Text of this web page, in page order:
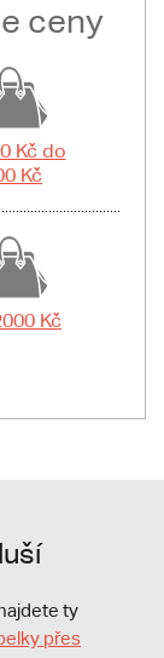
ceny
Kč do
Kč
Kč
ty
přes